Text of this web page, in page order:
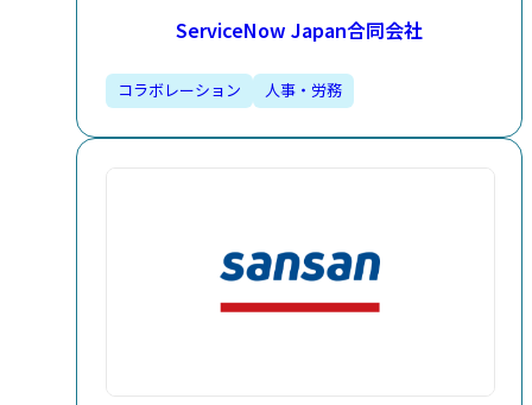
ServiceNow Japan合同会社
コラボレーション 人事・労務​